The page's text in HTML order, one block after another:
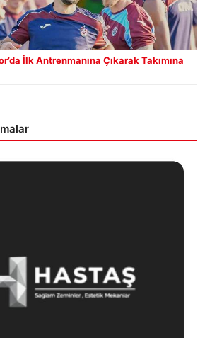
İlk Antrenmanına Çıkarak Takımına